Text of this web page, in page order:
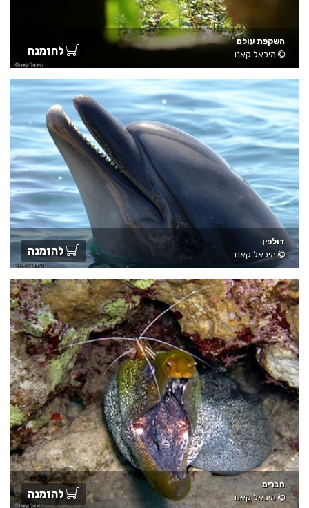
השקפת עולם
מיכאל קאנו
להזמנה
דולפין
מיכאל קאנו
להזמנה
חברים
מיכאל קאנו
להזמנה